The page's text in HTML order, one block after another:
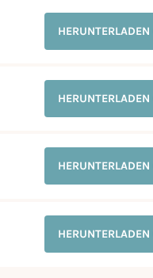
HERUNTERLADEN
HERUNTERLADEN
HERUNTERLADEN
HERUNTERLADEN